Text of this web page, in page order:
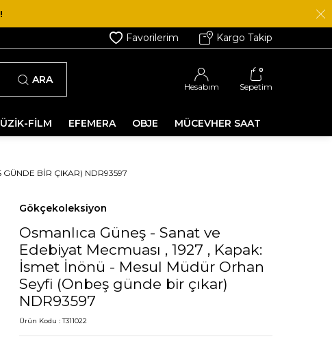
Favorilerim Kargo Takip
ARA
Hesabım
0
Sepetim
FİLM EFEMERA OBJE MÜCEVHER SAAT
GÜNDE BIR ÇIKAR) NDR93597
Gökçekoleksiyon
Osmanlıca Güneş - Sanat ve
Edebiyat Mecmuası , 1927 , Kapak:
İsmet İnönü - Mesul Müdür Orhan
Seyfi (Onbeş günde bir çıkar)
NDR93597
Ürün Kodu :T311022